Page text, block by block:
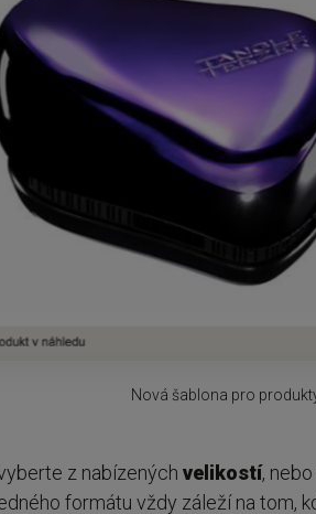
Nová šablona pro
z nabízenýchvelikostí,
formátu vždy záleží na tom,